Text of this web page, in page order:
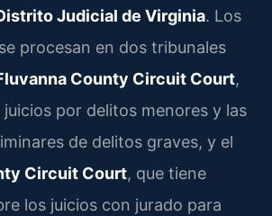
Judicial de Virginia. Los
procesan en dos tribunales
County Circuit Court,
juicios por delitos menores y las
de delitos graves, y el
Circuit Court, que tiene
los juicios con jurado para